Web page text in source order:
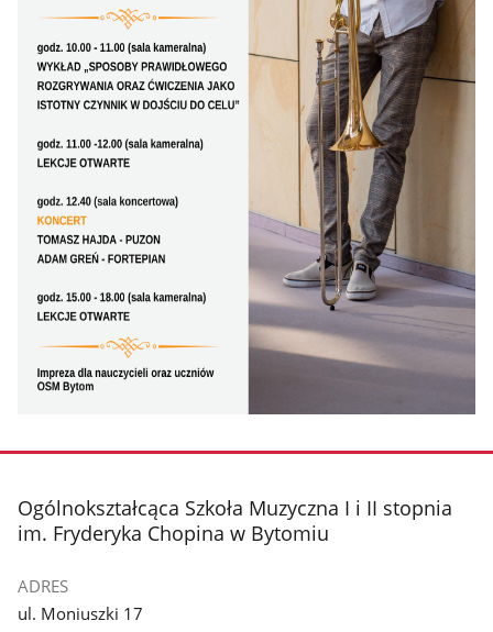
stopka
Ogólnokształcąca Szkoła Muzyczna I i II stopnia
im. Fryderyka Chopina w Bytomiu
ADRES
ul. Moniuszki 17